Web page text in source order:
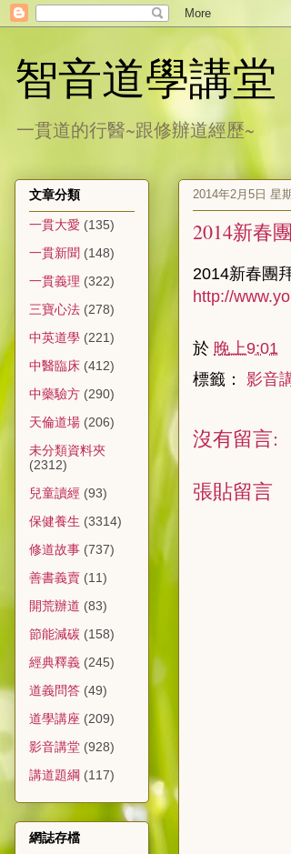
智音道學講堂
一貫道的行醫~跟修辦道經歷~
2014年2月5日 星
2014新春
2014新春團
http://
於 晚上9:01
標籤： 影音
沒有留言:
張貼留言
文章分類
一貫大愛 (135)
一貫新聞 (148)
一貫義理 (322)
三寶心法 (278)
中英道學 (221)
中醫臨床 (412)
中藥驗方 (290)
天倫道場 (206)
未分類資料夾
(2312)
兒童讀經 (93)
保健養生 (3314)
修道故事 (737)
善書義賣 (11)
開荒辦道 (83)
節能減碳 (158)
經典釋義 (245)
道義問答 (49)
道學講座 (209)
影音講堂 (928)
講道題綱 (117)
網誌存檔